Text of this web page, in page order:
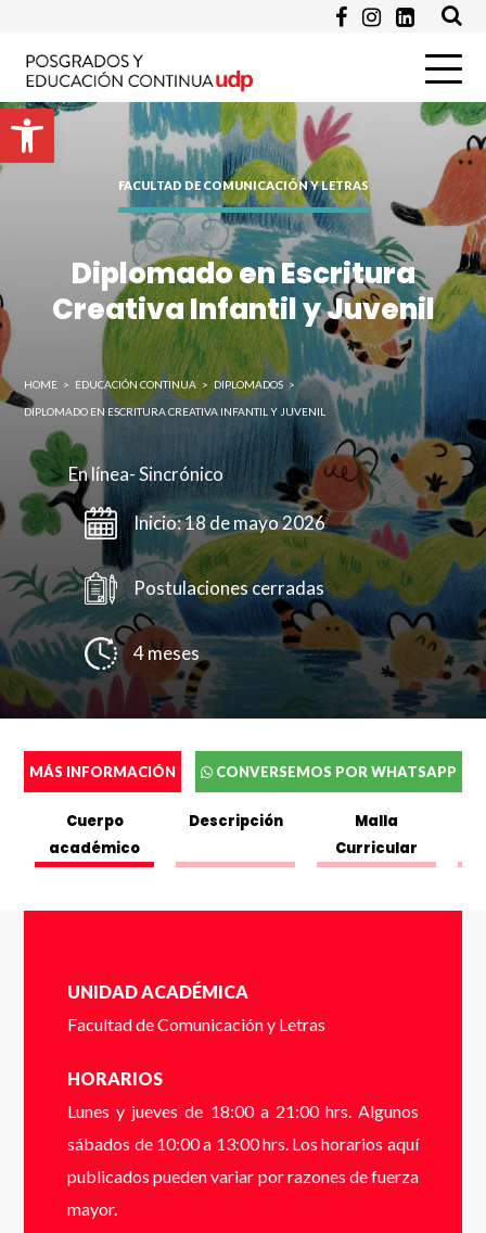
Abrir barra de herramientas
Programa de Interés *
Pregunta
Enviar
FACULTAD DE COMUNICACIÓN Y LETRAS
Diplomado en Escritura
Creativa Infantil y Juvenil
HOME > EDUCACIÓN CONTINUA > DIPLOMADOS >
DIPLOMADO EN ESCRITURA CREATIVA INFANTIL Y JUVENIL
En línea- Sincrónico
Inicio: 18 de mayo 2026
Postulaciones cerradas
4 meses
MÁS INFORMACIÓN CONVERSEMOS POR WHATSAPP
Cuerpo
académico
Descripción
Malla
Curricular
UNIDAD ACADÉMICA
Facultad de Comunicación y Letras
HORARIOS
Lunes y jueves de 18:00 a 21:00 hrs. Algunos
sábados de 10:00 a 13:00 hrs. Los horarios aquí
publicados pueden variar por razones de fuerza
mayor.
Completa el siguente formulario y puedes
ver o descargar el folleto.
Email*
contacto contigo a la brevedad.
Cédula de identidad sin puntos ni guión (Ej: